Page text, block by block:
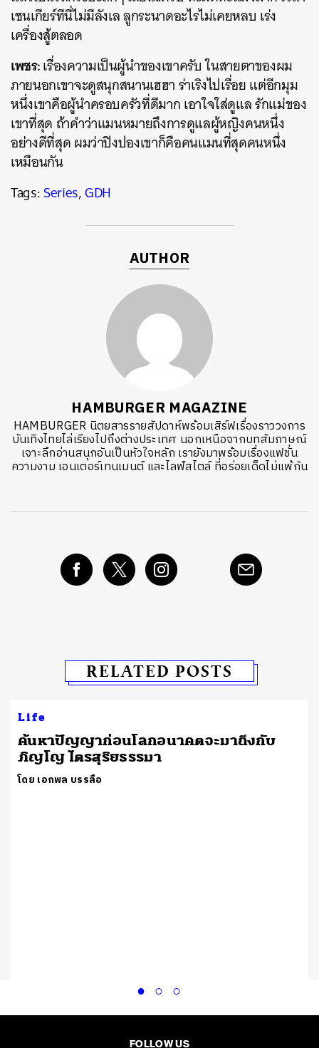
เชนเกียร์ทีนี่ไม่มีลังเล ลูกระนาดอะไรไม่เคยหลบ เร่ง
เครื่องสู้ตลอด
เพชร:เรื่องความเป็นผู้นำของเขาครับ ในสายตาของผม
ภายนอกเขาจะดูสนุกสนานเฮฮา ร่าเริงไปเรื่อย แต่อีกมุม
หนึ่งเขาคือผู้นำครอบครัวที่ดีมาก เอาใจใส่ดูแล รักแม่ของ
เขาที่สุด ถ้าคำว่าแมนหมายถึงการดูแลผู้หญิงคนหนึ่ง
อย่างดีที่สุด ผมว่าปิงปองเขาก็คือคนแมนที่สุดคนหนึ่ง
เหมือนกัน
Tags:Series,GDH
AUTHOR
HAMBURGER MAGAZINE
HAMBURGER นิตยสารรายสัปดาห์พร้อมเสิร์ฟเรื่องราววงการ
บันเทิงไทยไล่เรียงไปถึงต่างประเทศ นอกเหนือจากบทสัมภาษณ์
เจาะลึกอ่านสนุกอันเป็นหัวใจหลัก เรายังมาพร้อมเรื่องแฟชั่น
ความงาม เอนเตอร์เทนเมนต์ และไลฟ์สไตล์ ที่อร่อยเด็ดไม่แพ้กัน
RELATED POSTS
Life
ค้นหาปัญญาก่อนโลกอนาคตจะมาถึงกับ
ภิญโญ ไตรสุริยธรรมา
โดย เอกพล บรรลือ
FOLLOW US